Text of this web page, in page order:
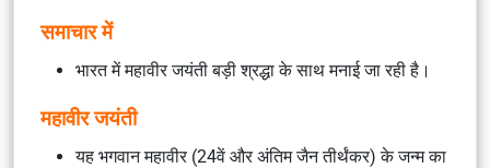
समाचार में
भारत में महावीर जयंती बड़ी श्रद्धा के साथ मनाई जा रही है।
महावीर जयंती
यह भगवान महावीर (24वें और अंतिम जैन तीर्थंकर) के जन्म का